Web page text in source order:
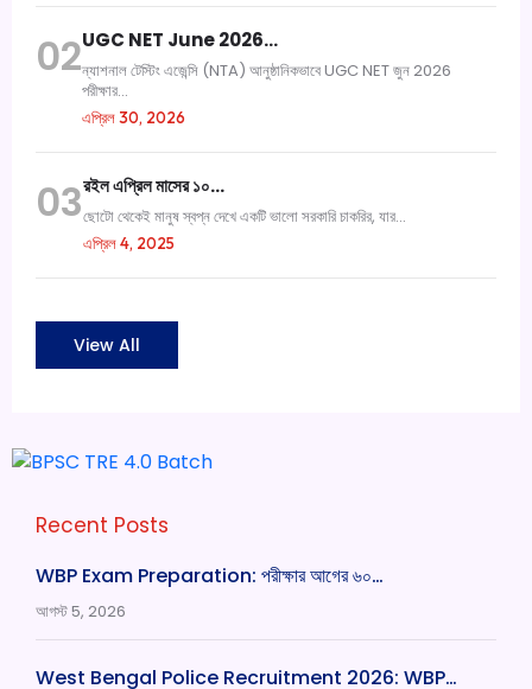
02UGC NET June 2026…
ন্যাশনাল টেস্টিং এজেন্সি (NTA) আনুষ্ঠানিকভাবে UGC NET জুন 2026
পরীক্ষার...
এপ্রিল 30, 2026
03রইল এপ্রিল মাসের ১০…
ছোটো থেকেই মানুষ স্বপ্ন দেখে একটি ভালো সরকারি চাকরির, যার...
এপ্রিল 4, 2025
View All
Recent Posts
WBP Exam Preparation: পরীক্ষার আগের ৬০…
আগস্ট 5, 2026
West Bengal Police Recruitment 2026: WBP…